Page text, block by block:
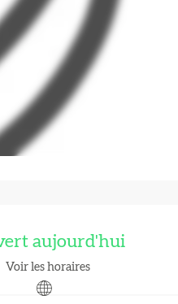
et
aujourd'hui
Voir les horaires